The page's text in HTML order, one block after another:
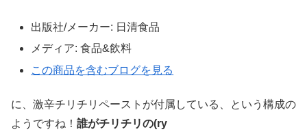
出版社/メーカー: 日清食品
メディア: 食品&飲料
この商品を含むブログを見る
に、激辛チリチリペーストが付属している、という構成の
ようですね！ 誰がチリチリの(ry